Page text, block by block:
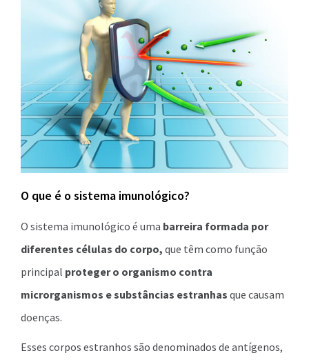
O que é o sistema imunológico?
O sistema imunológico é uma barreira formada por
diferentes células do corpo, que têm como função
principal proteger o organismo contra
microrganismos e substâncias estranhas que causam
doenças.
Esses corpos estranhos são denominados de antígenos,